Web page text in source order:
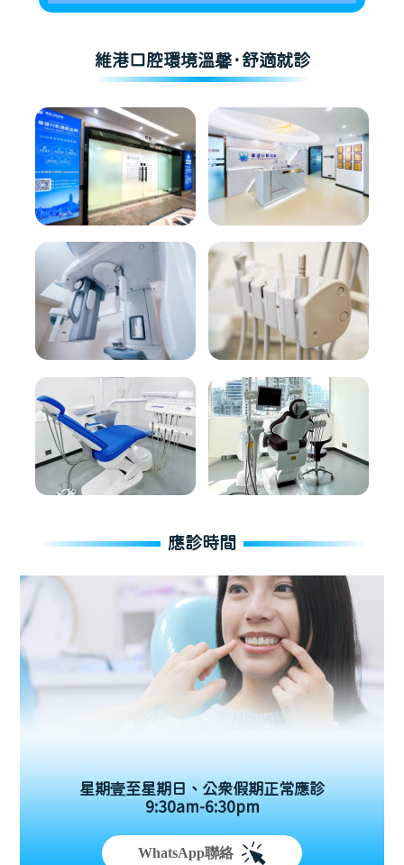
維港口腔環境溫馨·舒適就診
應診時間
星期壹至星期日、公眾假期正常應診
9:30am-6:30pm
WhatsApp聯絡